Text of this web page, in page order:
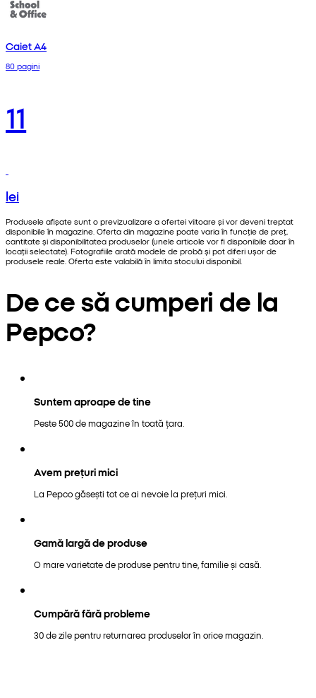
Caiet A4
80 pagini
11
lei
Produsele afișate sunt o previzualizare a ofertei viitoare și vor deveni treptat
disponibile în magazine. Oferta din magazine poate varia în funcție de preț,
cantitate și disponibilitatea produselor (unele articole vor fi disponibile doar în
locații selectate). Fotografiile arată modele de probă și pot diferi ușor de
produsele reale. Oferta este valabilă în limita stocului disponibil.
De ce să cumperi de la
Pepco?
Suntem aproape de tine
Peste 500 de magazine în toată țara.
Avem prețuri mici
La Pepco găsești tot ce ai nevoie la prețuri mici.
Gamă largă de produse
O mare varietate de produse pentru tine, familie și casă.
Cumpără fără probleme
30 de zile pentru returnarea produselor în orice magazin.